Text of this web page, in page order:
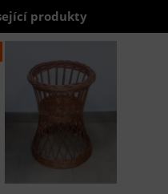
produkty